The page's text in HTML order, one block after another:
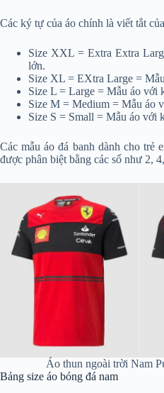
Các ký tự của áo chính là viết tắt
Size XXL = Extra Extra
lớn.
Size XL = EXtra Large =
Size L = Large = Mẫu áo với
Size M = Medium = Mẫu áo
Size S = Small = Mẫu áo với
Các mẫu áo đá banh dành cho trẻ
được phân biệt bằng các số như 2,
Áo thun ngoài trời Nam
Bảng size áo bóng đá nam